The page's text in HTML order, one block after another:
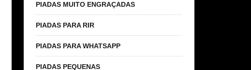
PIADAS MUITO ENGRAÇADAS
PIADAS PARA RIR
PIADAS PARA WHATSAPP
PIADAS PEQUENAS